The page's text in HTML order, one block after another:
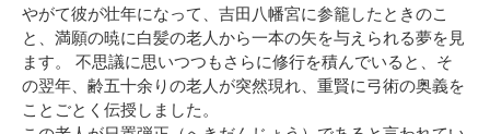
やがて彼が壮年になって、吉田八幡宮に参籠したときのこ
と、満願の暁に白髪の老人から一本の矢を与えられる夢を見
ます。 不思議に思いつつもさらに修行を積んでいると、そ
の翌年、齢五十余りの老人が突然現れ、重賢に弓術の奥義を
ことごとく伝授しました。